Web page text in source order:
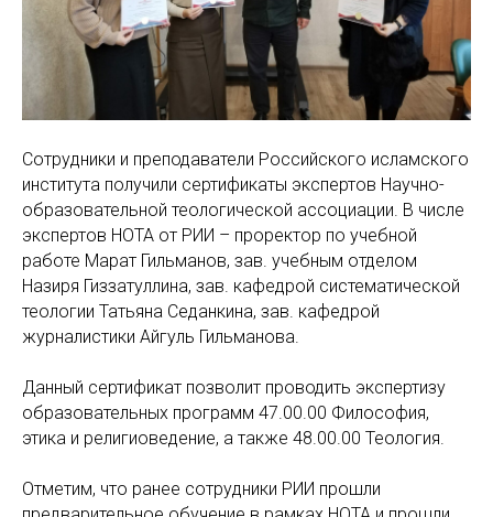
Сотрудники и преподаватели Российского исламского
института получили сертификаты экспертов Научно-
образовательной теологической ассоциации. В числе
экспертов НОТА от РИИ – проректор по учебной
работе Марат Гильманов, зав. учебным отделом
Назиря Гиззатуллина, зав. кафедрой систематической
теологии Татьяна Седанкина, зав. кафедрой
журналистики Айгуль Гильманова.
Данный сертификат позволит проводить экспертизу
образовательных программ 47.00.00 Философия,
этика и религиоведение, а также 48.00.00 Теология.
Отметим, что ранее сотрудники РИИ прошли